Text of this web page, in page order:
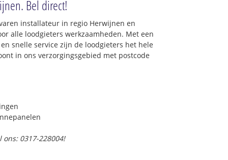
Bel direct!
installateur in regio Herwijnen en
alle loodgieters werkzaamheden. Met een
snelle service zijn de loodgieters het hele
in ons verzorgingsgebied met postcode
ons: 0317-228004!